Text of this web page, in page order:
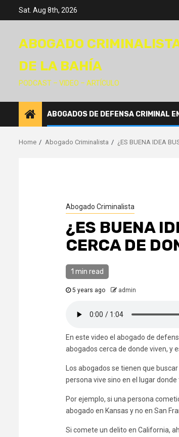
Sat. Aug 8th, 2026
ABOGADO
DE LA BAHÍA
PODCAST – VIDEO – ARTÍCULO
ABOGADOS DE DEFENSA CRIMINAL
Home Abogado Criminalista ¿ES BUENA IDEA
Abogado Criminalista
¿ES BUENA
CERCA DE
1 min read
5 years ago admin
En este video el abogado de
abogados cerca de donde viven, y
Los abogados se tienen que
persona vive sino en el lugar donde
Por ejemplo, si una persona
abogado en Kansas y no en San
Si comete un delito en California,